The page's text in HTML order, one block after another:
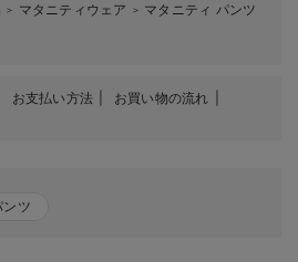
＞ マタニティウェア ＞ マタニティ パンツ
お支払い方法
お買い物の流れ
ンツ